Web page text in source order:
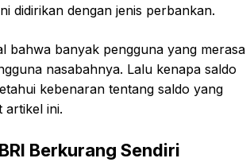
didirikan dengan jenis perbankan.
bahwa banyak pengguna yang merasa
nasabahnya. Lalu kenapa saldo
kebenaran tentang saldo yang
artikel ini.
Berkurang Sendiri